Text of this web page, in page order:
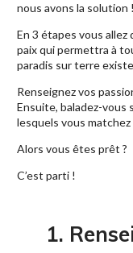
nous avons la solution !
En 3 étapes vous
paix qui permettra à
paradis sur terre
Renseignez vos
Ensuite, baladez-vous
lesquels vous matchez
Alors vous êtes prêt ?
C’est parti !
1.